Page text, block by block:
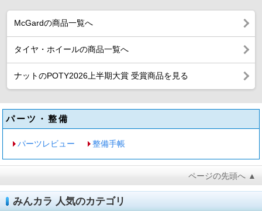
McGardの商品一覧へ
タイヤ・ホイールの商品一覧へ
ナットのPOTY2026上半期大賞 受賞商品を見る
パーツ・整備
パーツレビュー 整備手帳
ページの先頭へ ▲
みんカラ 人気のカテゴリ